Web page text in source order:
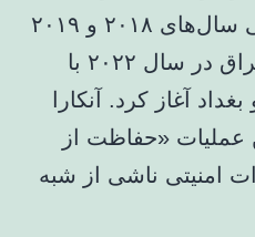
عملیاتی را در سوریه طی سال‌های ۲۰۱۸ و ۲۰۱۹
و عملیات دیگری را در عراق در سال ۲۰۲۲ با
آغاز کرد. آنکارا
عملیات «حفاظت از
امنیتی ناشی از شبه